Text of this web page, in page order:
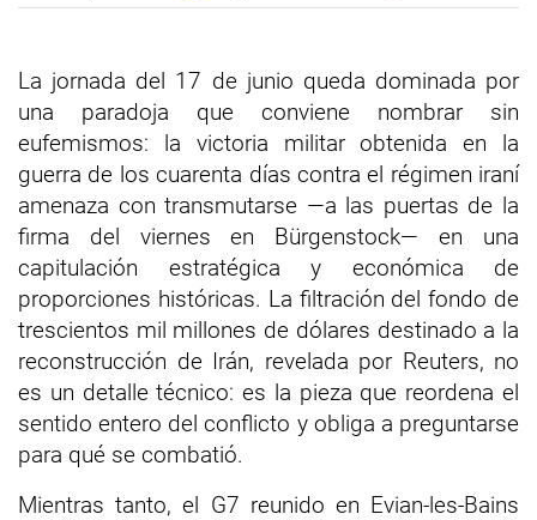
La jornada del 17 de junio queda dominada por
una paradoja que conviene nombrar sin
eufemismos: la victoria militar obtenida en la
guerra de los cuarenta días contra el régimen iraní
amenaza con transmutarse —a las puertas de la
firma del viernes en Bürgenstock— en una
capitulación estratégica y económica de
proporciones históricas. La filtración del fondo de
trescientos mil millones de dólares destinado a la
reconstrucción de Irán, revelada por Reuters, no
es un detalle técnico: es la pieza que reordena el
sentido entero del conflicto y obliga a preguntarse
para qué se combatió.
Mientras tanto, el G7 reunido en Evian-les-Bains